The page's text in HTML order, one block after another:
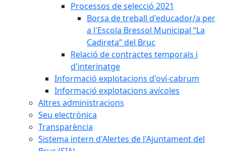
Processos de selecció 2021
Borsa de treball d'educador/a per
a l'Escola Bressol Municipal “La
Cadireta” del Bruc
Relació de contractes temporals i
d'interinatge
Informació explotacions d'oví-cabrum
Informació explotacions avícoles
Altres administracions
Seu electrònica
Transparència
Sistema intern d'Alertes de l'Ajuntament del